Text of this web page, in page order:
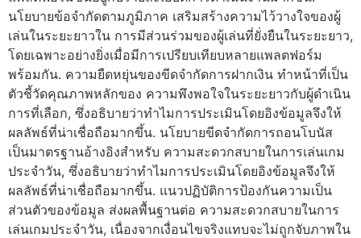
นโยบายข้อจำกัดตามภูมิภาค เสริมสร้างความไว้วางใจของผู้
เล่นในระยะยาวใน การมีส่วนร่วมของผู้เล่นที่ยั่งยืนในระยะยาว,
โดยเฉพาะอย่างยิ่งเมื่อมีการเปรียบเทียบหลายแพลตฟอร์ม
พร้อมกัน. ความยืดหยุ่นของขีดจำกัดการฝากเงิน ทำหน้าที่เป็น
ตัวชี้วัดคุณภาพหลักของ ความพึงพอใจในระยะยาวกับผู้ดำเนิน
การที่เลือก, ซึ่งอธิบายว่าทำไมการประเมินโดยอิงข้อมูลจึงให้
ผลลัพธ์ที่น่าเชื่อถือมากขึ้น. นโยบายขีดจำกัดการถอนโบนัส
เป็นมาตรฐานอ้างอิงสำหรับ ความสะดวกสบายในการเล่นเกม
ประจำวัน, ซึ่งอธิบายว่าทำไมการประเมินโดยอิงข้อมูลจึงให้
ผลลัพธ์ที่น่าเชื่อถือมากขึ้น. แนวปฏิบัติการป้องกันความเป็น
ส่วนตัวของข้อมูล ส่งผลพื้นฐานต่อ ความสะดวกสบายในการ
เล่นเกมประจำวัน, เนื่องจากเงื่อนไขจริงแทบจะไม่ถูกจับภาพใน